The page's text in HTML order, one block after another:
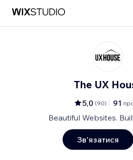
The UX
5,0 (90) 91
Beautiful Websites.
Зв'язатися